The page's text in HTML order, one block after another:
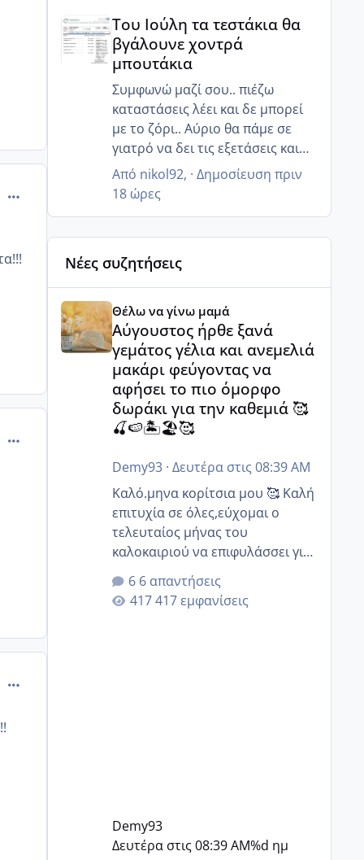
comment_894965
comment_894969
comment_894974
ρυθμιστεί όλο αυτό... Εχθές
ήμουν μέσα στα νεύρα... Έκλαιγα
και δεν ήθελα να μου μιλήσει
άνθρωπος και έκλαιγα με
αφορμή αλλά πράγματα άσχετα,
απλά ξέσπασα....
Του Ιούλη τα τεστάκια θα
βγάλουνε χοντρά
μπουτάκια
Συμφωνώ μαζί σου.. πιέζω
καταστάσεις λέει και δε μπορεί
με το ζόρι.. Αύριο θα πάμε σε
γιατρό να δει τις εξετάσεις και
ίσως καταλάβει ότι πρέπει να
βιαστούμε.. 😒
Από nikol92, · Δημοσίευση πριν
18 ώρες
Νέες συζητήσεις
Αύγουστος ήρθε ξανά γεμάτος γέλια και
Θέλω να γίνω μαμά
Αύγουστος ήρθε ξανά
γεμάτος γέλια και ανεμελιά
μακάρι φεύγοντας να
αφήσει το πιο όμορφο
δωράκι για την καθεμιά 🥰
🍒🍉🏝️🏖️🥰
Demy93· Δευτέρα στις 08:39 AM
Καλό.μηνα κορίτσια μου 🥰 Καλή
επιτυχία σε όλες,εύχομαι ο
τελευταίος μήνας του
καλοκαιριού να επιφυλάσσει για
όλες σας την πιο όμορφη
έκπληξη 🧿 @Elk @Melikara86
@Παρασκευαιδου @Zenia z
6 απαντήσεις
417 εμφανίσεις
Demy93
Δευτέρα στις 08:39 AM%d ημ